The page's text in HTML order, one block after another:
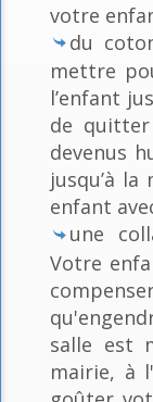
votre
du
mettre
l’enfant
de
devenus
jusqu’à
enfant
une
Votre
salle est
mairie, à